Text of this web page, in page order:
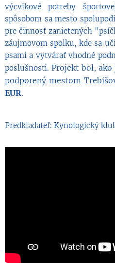
výcvikové potreby
spôsobom sa mesto
pre činnosť zanietených
záujmovom spolku, kde sa
psami a vytvárať vhodné
poslušnosti. Projekt bol,
podporený mestom
EUR.
Predkladateľ: Kynologický